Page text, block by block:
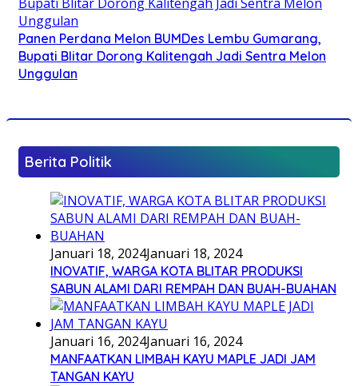
Panen Perdana Melon BUMDes Lembu Gumarang,
Bupati Blitar Dorong Kalitengah Jadi Sentra Melon
Unggulan
Berita Politik
Januari 18, 2024Januari 18, 2024
INOVATIF, WARGA KOTA BLITAR PRODUKSI
SABUN ALAMI DARI REMPAH DAN BUAH-BUAHAN
Januari 16, 2024Januari 16, 2024
MANFAATKAN LIMBAH KAYU MAPLE JADI JAM
TANGAN KAYU